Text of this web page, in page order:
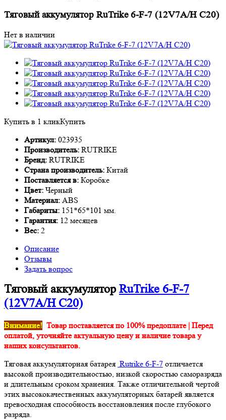
Тяговый аккумулятор RuTrike 6-F-7 (12V7A/H C20)
Нет в наличии
Купить в 1 кликКупить
Артикул: 023935
Производитель: RUTRIKE
Бренд: RUTRIKE
Страна производитель: Китай
Поставляется в: Коробке
Цвет: Черный
Материал: ABS
Габариты: 151*65*101 мм.
Гарантия: 12 месяцев
Вес: 2
Описание
Отзывы
Задать вопрос
Тяговый аккумуляторRuTrike 6-F-7
(12V7A/H C20)
Внимание! Товар поставляется по 100% предоплате | Перед
оплатой, уточняйте актуальную цену и наличие товара у
наших консультантов.
Тяговая аккумуляторная батарея Rutrike 6-F-7 отличается
высокой производительностью, низкой скоростью саморазряда
и длительным сроком хранения. Также отличительной чертой
этих высококачественных аккумуляторных батарей является
превосходная способность восстановления после глубокого
разряда.